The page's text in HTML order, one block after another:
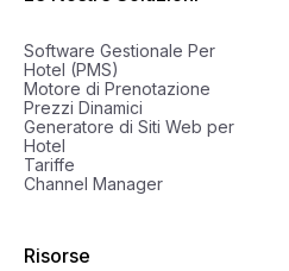
Software Gestionale Per
Hotel (PMS)
Motore di Prenotazione
Prezzi Dinamici
Generatore di Siti Web per
Hotel
Tariffe
Channel Manager
Risorse